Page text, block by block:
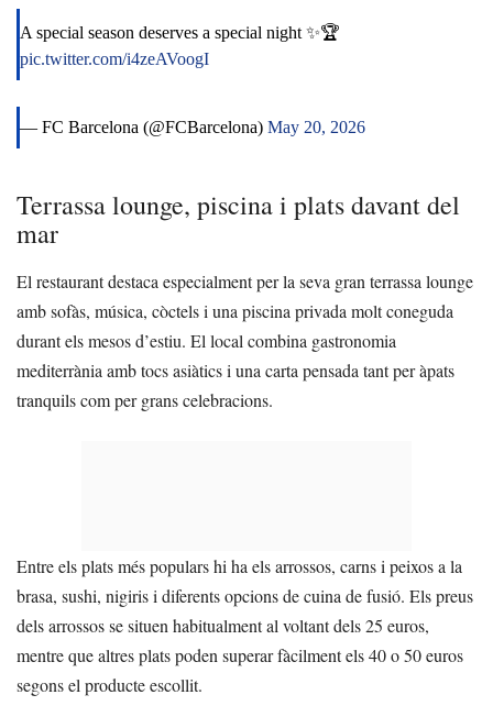
A special season deserves a special night ✨🏆
pic.twitter.com/i4zeAVoogI
— FC Barcelona (@FCBarcelona) May 20, 2026
Terrassa lounge, piscina i plats davant del
mar
El restaurant destaca especialment per la seva gran terrassa lounge
amb sofàs, música, còctels i una piscina privada molt coneguda
durant els mesos d’estiu. El local combina gastronomia
mediterrània amb tocs asiàtics i una carta pensada tant per àpats
tranquils com per grans celebracions.
Entre els plats més populars hi ha els arrossos, carns i peixos a la
brasa, sushi, nigiris i diferents opcions de cuina de fusió. Els preus
dels arrossos se situen habitualment al voltant dels 25 euros,
mentre que altres plats poden superar fàcilment els 40 o 50 euros
segons el producte escollit.